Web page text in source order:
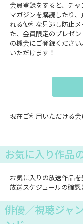
会員登録をすると、チ
マガジンを購読したり
れる便利な見逃し防止
た、会員限定のプレゼ
の機会にご登録くださ
いただけます！
現在ご利用いただける
お気に入り作品
お気に入りの放送作品
放送スケジュールの確認
俳優／視聴ジャ